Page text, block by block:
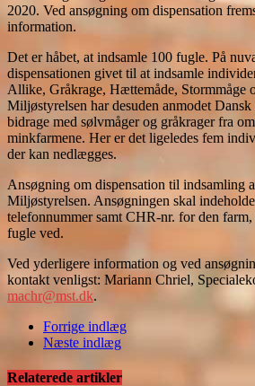
2020. Ved ansøgning om dispensation
information.
Det er håbet, at indsamle 100 fugle. På
dispensationen givet til at indsamle
Allike, Gråkrage, Hættemåde, Stormmåge
Miljøstyrelsen har desuden anmodet
bidrage med sølvmåger og gråkrager fra
minkfarmene. Her er det ligeledes fem
der kan nedlægges.
Ansøgning om dispensation til indsamling
Miljøstyrelsen. Ansøgningen skal indeholde
telefonnummer samt CHR-nr. for den
fugle ved.
Ved yderligere information og ved
kontakt venligst: Mariann Chriel,
machr@mst.dk.
Forrige indlæg
Næste indlæg
Relaterede artikler